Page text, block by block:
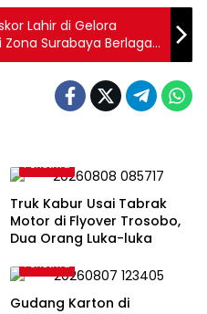
Lahir di Gelora
Zona Surabaya Berlaga
Peristiwa
Truk Kabur Usai Tabrak
Motor di Flyover Trosobo,
Dua Orang Luka-luka
Peristiwa
Gudang Karton di